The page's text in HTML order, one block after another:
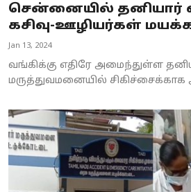
சென்னையில் தனியார்
கசிவு-ஊழியர்கள்
Jan 13, 2024
வங்கிக்கு எதிரே அமைந்துள்ள
மருத்துவமனையில்